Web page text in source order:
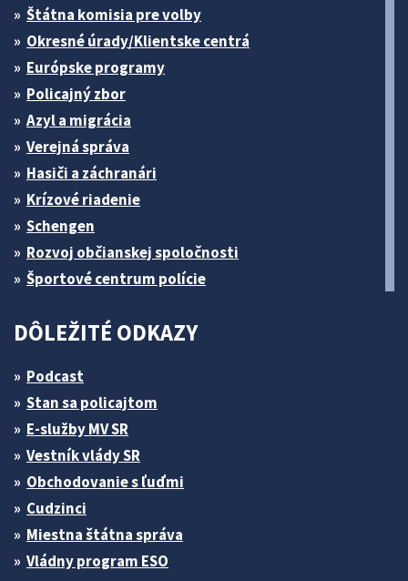
Štátna komisia pre volby
Okresné úrady/Klientske centrá
Európske programy
Policajný zbor
Azyl a migrácia
Verejná správa
Hasiči a záchranári
Krízové riadenie
Schengen
Rozvoj občianskej spoločnosti
Športové centrum polície
DÔLEŽITÉ ODKAZY
Podcast
Stan sa policajtom
E-služby MV SR
Vestník vlády SR
Obchodovanie s ľuďmi
Cudzinci
Miestna štátna správa
Vládny program ESO